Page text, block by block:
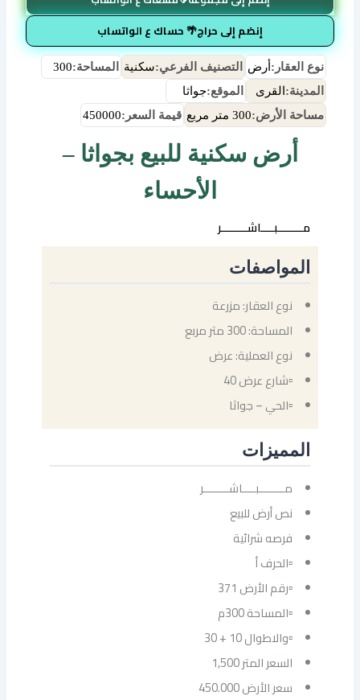
إنضم إلى حراج🌴 حساك ع الواتساب
نوع العقار: أرض التصنيف الفرعي:سكنية المساحة:300
المدينة: القرى الموقع:جواثا
مساحة الأرض:300 متر مربع قيمة السعر:450000
أرض سكنية للبيع بجواثا –
الأحساء
مــــــــبــــاشــــــــر
المواصفات
نوع العقار: مزرعة
المساحة: 300 متر مربع
نوع العملية: عرض
▫شارع عرض 40
▫الحي – جواثا
المميزات
مــــــــبــــاشــــــــر
نص أرض للبيع
فرصه شرائية
▫الحرف أ
▫رقم الأرض 371
▫المساحة 300م
▫والاطوال 10 + 30
السعر المتر 1,500
‏سعر الأرض 450.000